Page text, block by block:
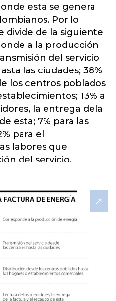
esta se genera
Por lo
divide de la siguiente
a la producción
del servicio
las ciudades; 38%
los centros poblados
13% a
la entrega dela
esta; 7% para las
para el
labores que
del servicio.